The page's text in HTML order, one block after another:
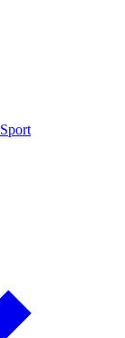
Sport